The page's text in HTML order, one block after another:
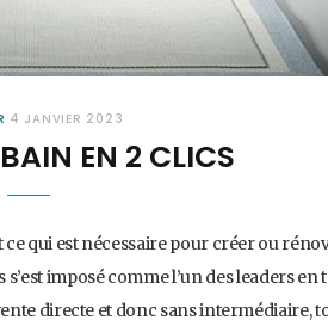
4 JANVIER 2023
EN 2 CLICS
qui est nécessaire pour créer ou
imposé comme l’un des leaders en
directe et donc sans intermédiaire,